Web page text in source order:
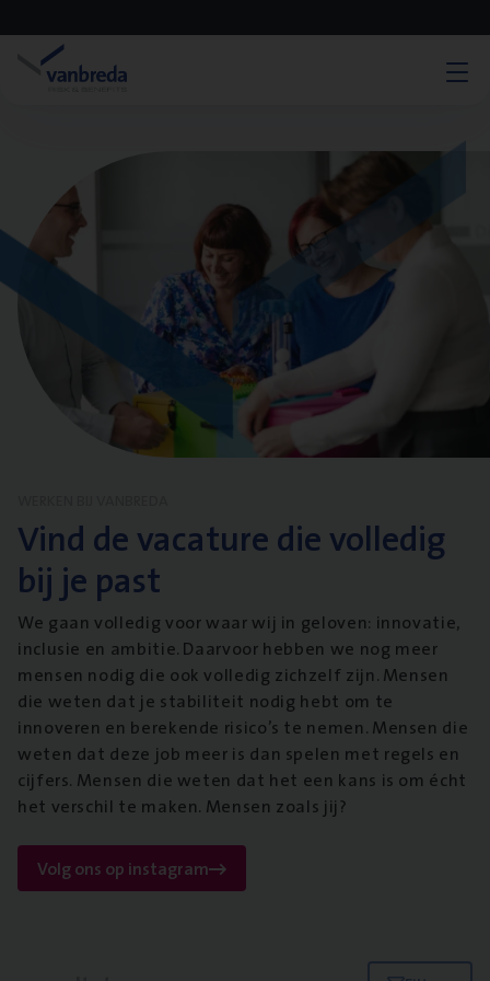
Vind de vacature die volledig
bij je past
We gaan volledig voor waar wij in geloven: innovatie,
inclusie en ambitie. Daarvoor hebben we nog meer
mensen nodig die ook volledig zichzelf zijn. Mensen
die weten dat je stabiliteit nodig hebt om te
innoveren en berekende risico’s te nemen. Mensen die
weten dat deze job meer is dan spelen met regels en
cijfers. Mensen die weten dat het een kans is om écht
het verschil te maken. Mensen zoals jij?
Volg ons op instagram